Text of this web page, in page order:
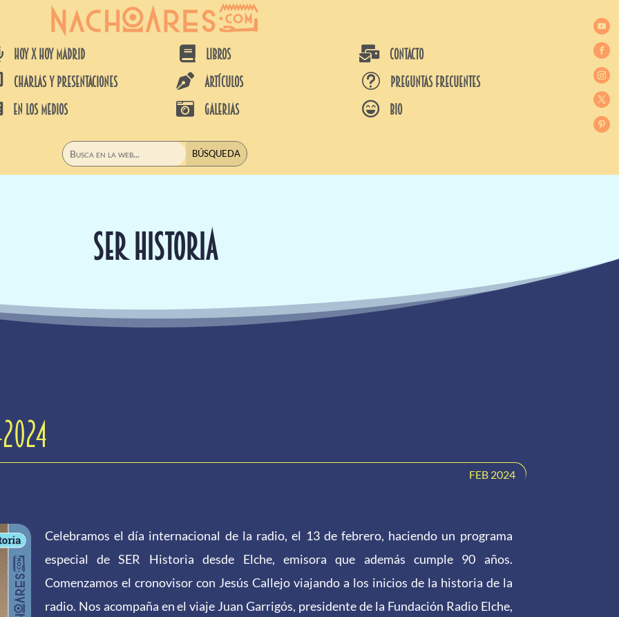
HOY X HOY MADRID
CHARLAS Y PRESENTACIONES
EN LOS MEDIOS
 LIBROS
 ARTÍCULOS
 GALERIAS
 CONTACTO
t Preguntas frecuentes
 BIO
SER HISTORIA
FEB 2024
Celebramos el día internacional de la radio, el 13 de febrero, haciendo un programa
especial de SER Historia desde Elche, emisora que además cumple 90 años.
Comenzamos el cronovisor con Jesús Callejo viajando a los inicios de la historia de la
radio. Nos acompaña en el viaje Juan Garrigós, presidente de la Fundación Radio Elche,